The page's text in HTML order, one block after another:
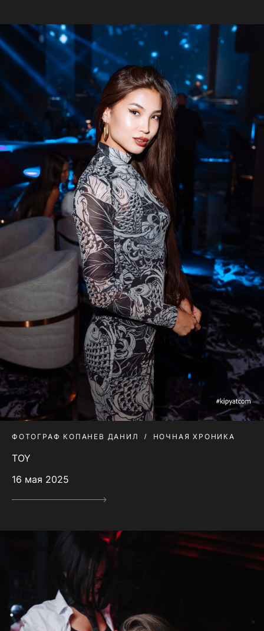
ФОТОГРАФ КОПАНЕВ ДАНИЛ НОЧНАЯ ХРОНИКА
TOY
16 мая 2025